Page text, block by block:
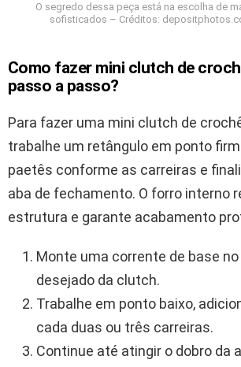
O segredo dessa peça está na escolha de
sofisticados – Créditos:
Como fazer mini clutch de
passo a passo?
Para fazer uma mini clutch de
trabalhe um retângulo em ponto
paetês conforme as carreiras e
aba de fechamento. O forro interno
estrutura e garante acabamento
Monte uma corrente de base
desejado da clutch.
Trabalhe em ponto baixo,
cada duas ou três carreiras.
Continue até atingir o dobro da